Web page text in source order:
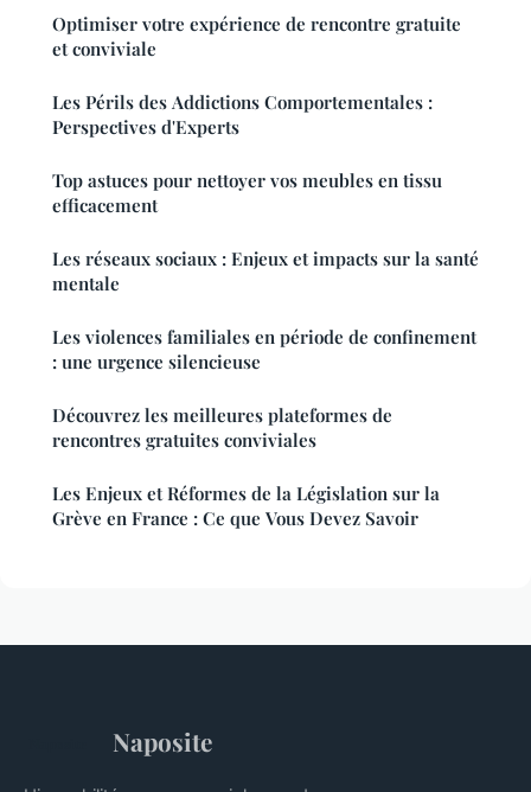
Optimiser votre expérience de rencontre gratuite
et conviviale
Les Périls des Addictions Comportementales :
Perspectives d'Experts
Top astuces pour nettoyer vos meubles en tissu
efficacement
Les réseaux sociaux : Enjeux et impacts sur la santé
mentale
Les violences familiales en période de confinement
: une urgence silencieuse
Découvrez les meilleures plateformes de
rencontres gratuites conviviales
Les Enjeux et Réformes de la Législation sur la
Grève en France : Ce que Vous Devez Savoir
Naposite